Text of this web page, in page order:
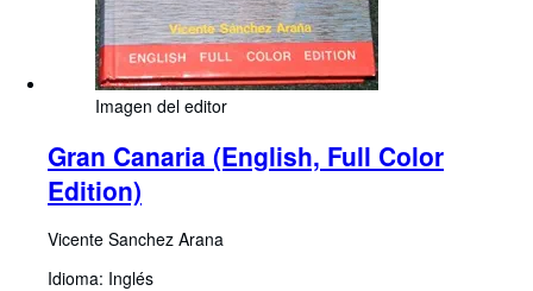
Imagen del editor
Gran Canaria (English, Full Color
Edition)
Vicente Sanchez Arana
Idioma: Inglés